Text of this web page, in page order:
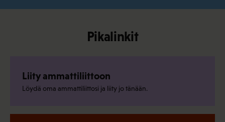
Pikalinkit
Liity ammattiliittoon
Löydä oma ammattiliittosi ja liity jo tänään.